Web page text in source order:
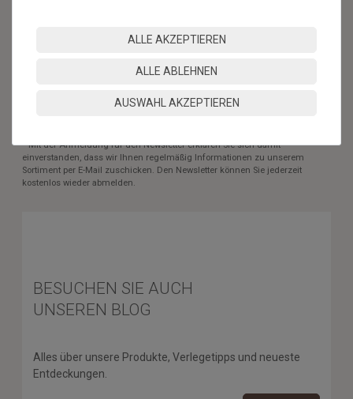
Hiermit bestätige ich, dass ich dieDaten­schutz­erklärung
habe. Meine Einwilligung kann ich jederzeit widerrufen.**
* Mit der Anmeldung für den Newsletter erklären Sie sich damit
einverstanden, dass wir Ihnen regelmäßig Informationen zu unserem
Sortiment per E-Mail zuschicken. Den Newsletter können Sie jederzeit
kostenlos wieder abmelden.
BESUCHEN SIE AUCH
UNSEREN BLOG
Alles über unsere Produkte, Verlegetipps und neueste
Entdeckungen.
ALLE AKZEPTIEREN
ALLE ABLEHNEN
AUSWAHL AKZEPTIEREN